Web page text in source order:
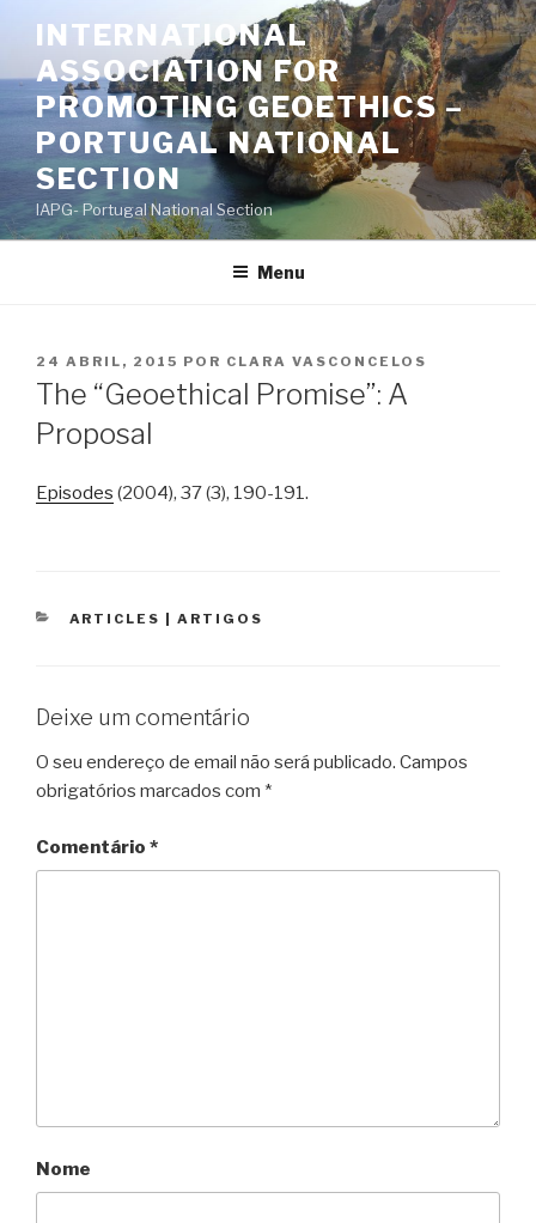
conteúdo
INTERNATIONAL
ASSOCIATION FOR
PROMOTING GEOETHICS –
PORTUGAL NATIONAL
SECTION
IAPG- Portugal National Section
Menu
PUBLICADO
EM
24 ABRIL, 2015 POR CLARA VASCONCELOS
The “Geoethical Promise”: A
Proposal
Episodes (2004), 37 (3), 190-191.
CATEGORIAS
ARTICLES | ARTIGOS
Deixe um comentário
O seu endereço de email não será publicado. Campos
obrigatórios marcados com *
Comentário *
Nome